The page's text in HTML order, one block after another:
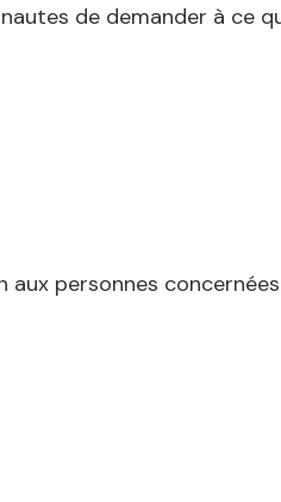
de demander à ce
personnes